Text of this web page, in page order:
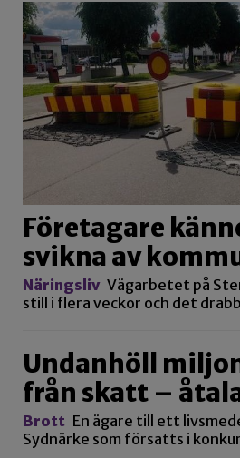
Företagare
svikna av
Näringsliv Vägarbetet på
still i flera veckor och det
Undanhöll
från skatt –
Brott En ägare till ett
Sydnärke som försatts i